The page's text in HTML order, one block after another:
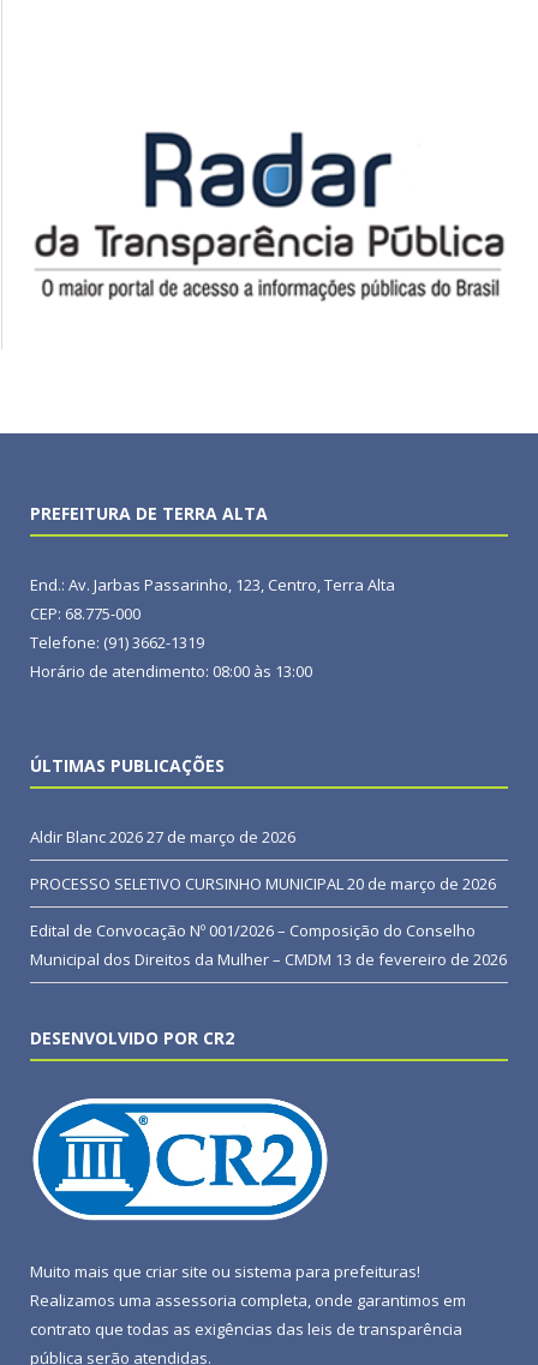
PREFEITURA DE TERRA ALTA
End.: Av. Jarbas Passarinho, 123, Centro, Terra Alta
CEP: 68.775-000
Telefone: (91) 3662-1319
Horário de atendimento: 08:00 às 13:00
ÚLTIMAS PUBLICAÇÕES
Aldir Blanc 202627 de março de 2026
PROCESSO SELETIVO CURSINHO MUNICIPAL20 de março de 2026
Edital de Convocação Nº 001/2026 – Composição do Conselho
Municipal dos Direitos da Mulher – CMDM 13 de fevereiro de 2026
DESENVOLVIDO POR CR2
Muito mais que criar site ou sistema para prefeituras!
Realizamos uma assessoria completa, onde garantimos em
contrato que todas as exigências das leis de transparência
pública serão atendidas.